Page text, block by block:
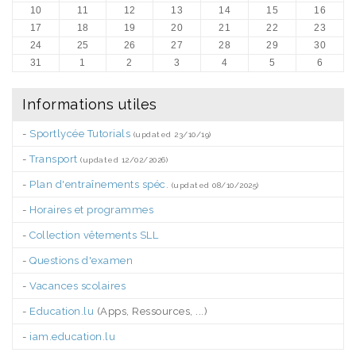
10
11 12 13 14 15
16
17
18 19 20 21 22
23
24
25 26 27 28 29
30
31
1 2 3 4 5 6
Informations utiles
- Sportlycée Tutorials (updated 23/10/19)
-Transport (updated 12/02/2026)
- Plan d'entraînements spéc. (updated 08/10/2025)
- Horaires et programmes
- Collection vêtements SLL
- Questions d'examen
- Vacances scolaires
- Education.lu (Apps, Ressources, ...)
- iam.education.lu